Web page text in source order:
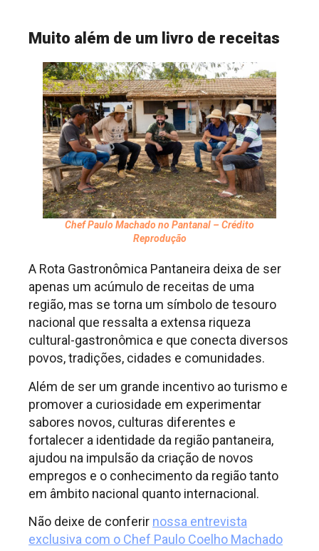
Muito além de um livro de receitas
Chef Paulo Machado no Pantanal – Crédito
Reprodução
A Rota Gastronômica Pantaneira deixa de ser
apenas um acúmulo de receitas de uma
região, mas se torna um símbolo de tesouro
nacional que ressalta a extensa riqueza
cultural-gastronômica e que conecta diversos
povos, tradições, cidades e comunidades.
Além de ser um grande incentivo ao turismo e
promover a curiosidade em experimentar
sabores novos, culturas diferentes e
fortalecer a identidade da região pantaneira,
ajudou na impulsão da criação de novos
empregos e o conhecimento da região tanto
em âmbito nacional quanto internacional.
Não deixe de conferir nossa entrevista
exclusiva com o Chef Paulo Coelho Machado